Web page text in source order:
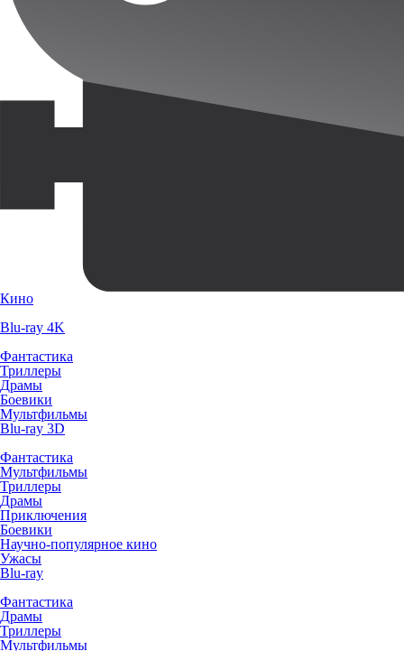
Кино
Blu-ray 4K
Фантастика
Триллеры
Драмы
Боевики
Мультфильмы
Blu-ray 3D
Фантастика
Мультфильмы
Триллеры
Драмы
Приключения
Боевики
Научно-популярное кино
Ужасы
Blu-ray
Фантастика
Драмы
Триллеры
Мультфильмы